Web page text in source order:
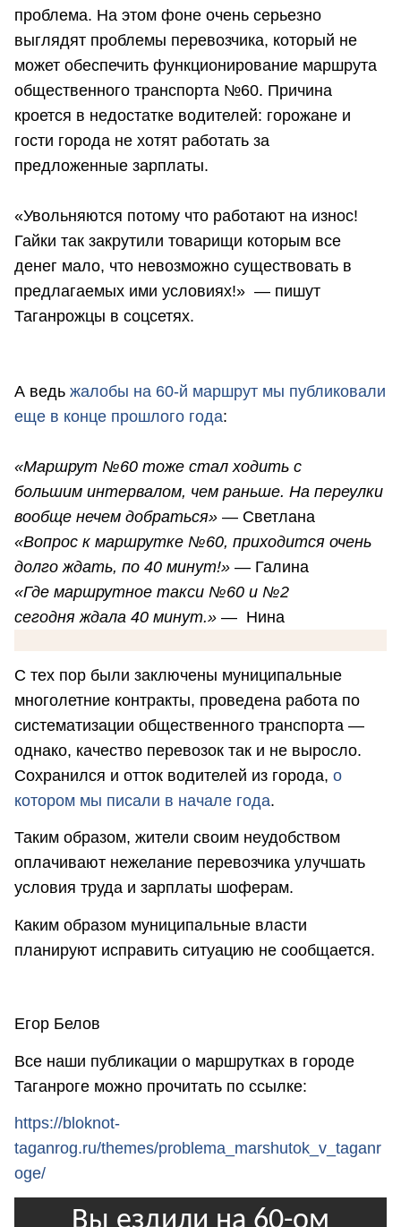
проблема. На этом фоне очень серьезно
выглядят проблемы перевозчика, который не
может обеспечить функционирование маршрута
общественного транспорта №60. Причина
кроется в недостатке водителей: горожане и
гости города не хотят работать за
предложенные зарплаты.
«Увольняются потому что работают на износ!
Гайки так закрутили товарищи которым все
денег мало, что невозможно существовать в
предлагаемых ими условиях!» — пишут
Таганрожцы в соцсетях.
А ведь жалобы на 60-й маршрут мы публиковали
еще в конце прошлого года:
«Маршрут №60 тоже стал ходить с
большим интервалом, чем раньше. На переулки
вообще нечем добраться» — Светлана
«Вопрос к маршрутке №60, приходится очень
долго ждать, по 40 минут!» — Галина
«Где маршрутное такси №60 и №2
сегодня ждала 40 минут.» — Нина
С тех пор были заключены муниципальные
многолетние контракты, проведена работа по
систематизации общественного транспорта —
однако, качество перевозок так и не выросло.
Сохранился и отток водителей из города, о
котором мы писали в начале года.
Таким образом, жители своим неудобством
оплачивают нежелание перевозчика улучшать
условия труда и зарплаты шоферам.
Каким образом муниципальные власти
планируют исправить ситуацию не сообщается.
Егор Белов
Все наши публикации о маршрутках в городе
Таганроге можно прочитать по ссылке:
https://bloknot-
taganrog.ru/themes/problema_marshutok_v_taganr
oge/